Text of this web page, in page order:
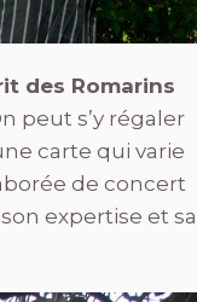
des Romarins
peut s’y régaler
carte qui varie
de concert
expertise et sa